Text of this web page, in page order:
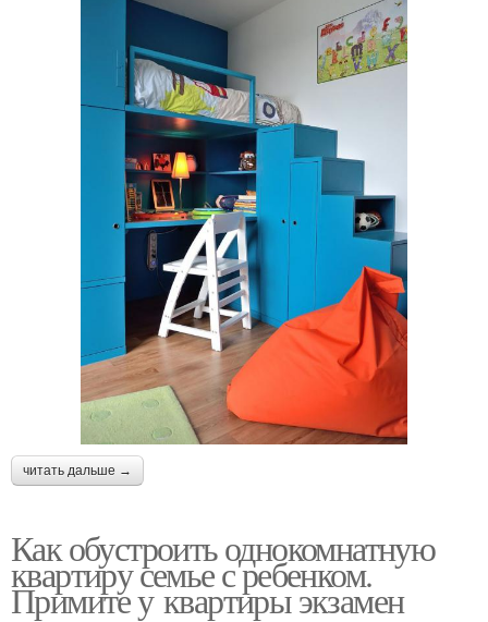
читать дальше →
Как обустроить однокомнатную
квартиру семье с ребенком.
Примите у квартиры экзамен